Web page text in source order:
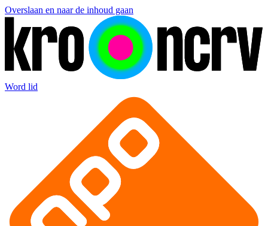
Overslaan en naar de inhoud gaan
Word lid